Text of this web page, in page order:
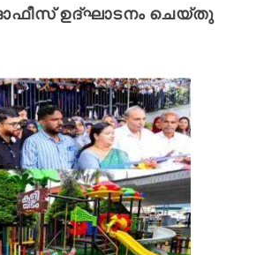
ഉദ്ഘാടനം ചെയ്തു